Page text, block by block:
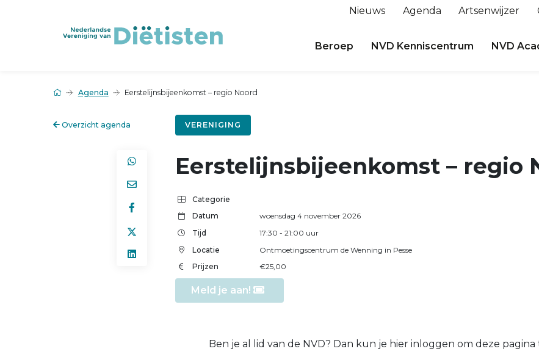
Nieuws Agenda Artsenwijzer
Beroep NVD Kenniscentrum NVD
Agenda Eerstelijnsbijeenkomst – regio Noord
Overzicht agenda VERENIGING
Eerstelijnsbijeenkomst – regio
Categorie
Datum
woensdag 4 november 2026
Tijd
17:30 - 21:00 uur
Locatie
Ontmoetingscentrum de Wenning in Pesse
Prijzen
€25,00
Meld je aan!
Ben je al lid van de NVD? Dan kun je hier inloggen om deze pagina